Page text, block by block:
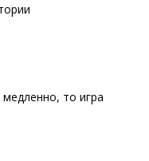
то игра